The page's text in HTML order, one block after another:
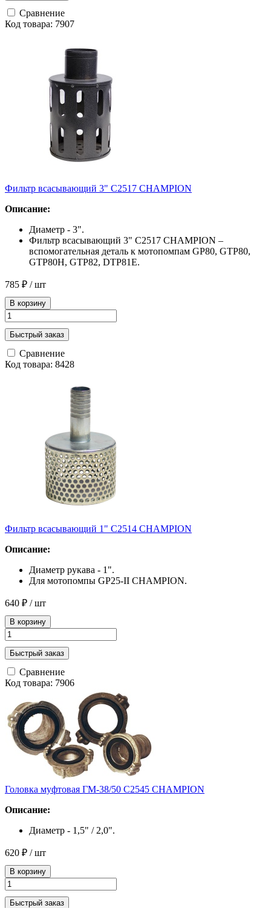
Сравнение
Код товара: 7907
Фильтр всасывающий 3" C2517 CHAMPION
Описание:
Диаметр - 3".
Фильтр всасывающий 3" C2517 CHAMPION –
вспомогательная деталь к мотопомпам GP80, GTP80,
GTP80H, GTP82, DTP81E.
785 ₽ / шт
В корзину
Быстрый заказ
Сравнение
Код товара: 8428
Фильтр всасывающий 1" С2514 СHAMPION
Описание:
Диаметр рукава - 1".
Для мотопомпы GP25-II CHAMPION.
640 ₽ / шт
В корзину
Быстрый заказ
Сравнение
Код товара: 7906
Головка муфтовая ГМ-38/50 C2545 CHAMPION
Описание:
Диаметр - 1,5" / 2,0".
620 ₽ / шт
В корзину
Быстрый заказ